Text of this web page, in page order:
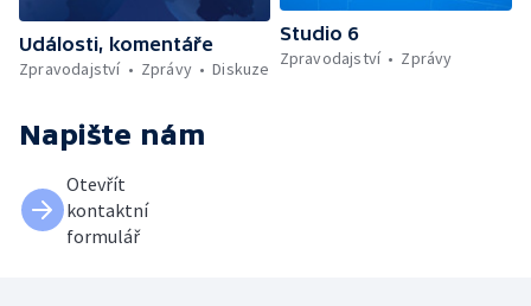
Události, komentáře
Zpravodajství
Zprávy Diskuze
Studio 6
Zpravodajství
Zprávy
Napište nám
Otevřít
kontaktní
formulář